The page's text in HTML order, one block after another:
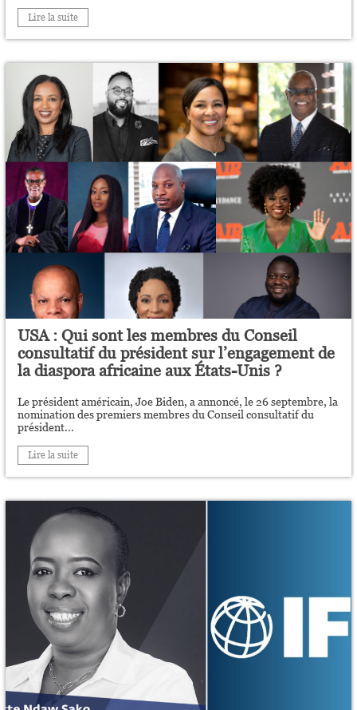
Lire la suite
USA : Qui sont les membres du Conseil
consultatif du président sur l’engagement de
la diaspora africaine aux États-Unis ?
Le président américain, Joe Biden, a annoncé, le 26 septembre, la
nomination des premiers membres du Conseil consultatif du
président...
Lire la suite